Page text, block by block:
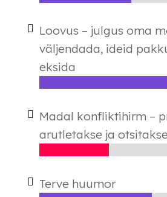
Loovus – julgus oma
väljendada, ideid
eksida
Madal konfliktihirm –
arutletakse ja
Terve huumor